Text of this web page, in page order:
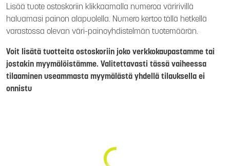
Lisää tuote ostoskoriin klikkaamalla numeroa väririvillä
haluamasi painon alapuolella. Numero kertoo tällä hetkellä
varastossa olevan väri-painoyhdistelmän tuotemäärän.
Voit lisätä tuotteita ostoskoriin joko verkkokaupastamme tai
jostakin myymälöistämme. Valitettavasti tässä vaiheessa
tilaaminen useammasta myymälästä yhdellä tilauksella ei
onnistu